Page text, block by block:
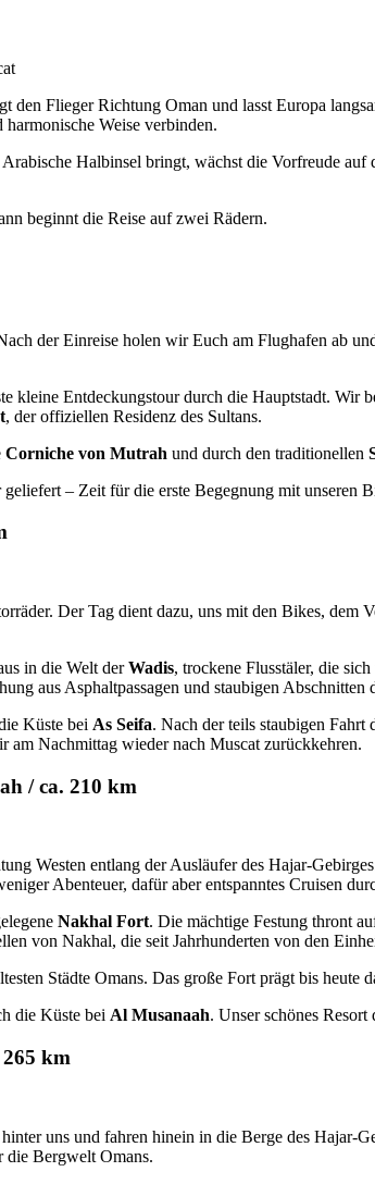
den Flieger Richtung Oman und lasst Europa
Weise verbinden.
Halbinsel bringt, wächst die Vorfreude
beginnt die Reise auf zwei Rädern.
der Einreise holen wir Euch am Flughafen ab
kleine Entdeckungstour durch die Hauptstadt. Wir
, der offiziellen Residenz des Sultans.
Corniche von Mutrah und durch den traditionellen
– Zeit für die erste Begegnung mit unseren
Der Tag dient dazu, uns mit den Bikes, dem
in die Welt derWadis, trockene Flusstäler, die
aus Asphaltpassagen und staubigen
Küste bei As Seifa. Nach der teils staubigen
Nachmittag wieder nach Muscat zurückkehren.
/ ca. 210 km
Westen entlang der Ausläufer des Hajar-
Abenteuer, dafür aber entspanntes Cruisen
Nakhal Fort. Die mächtige Festung thront
von Nakhal, die seit Jahrhunderten von den
Städte Omans. Das große Fort prägt bis
die Küste bei Al Musanaah. Unser schönes
km
uns und fahren hinein in die Berge des
die Bergwelt Omans.